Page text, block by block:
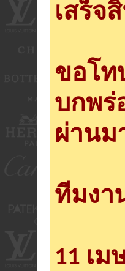
เสร็จ
ขอโท
บกพร่
ผ่านม
ทีมงา
11 เม